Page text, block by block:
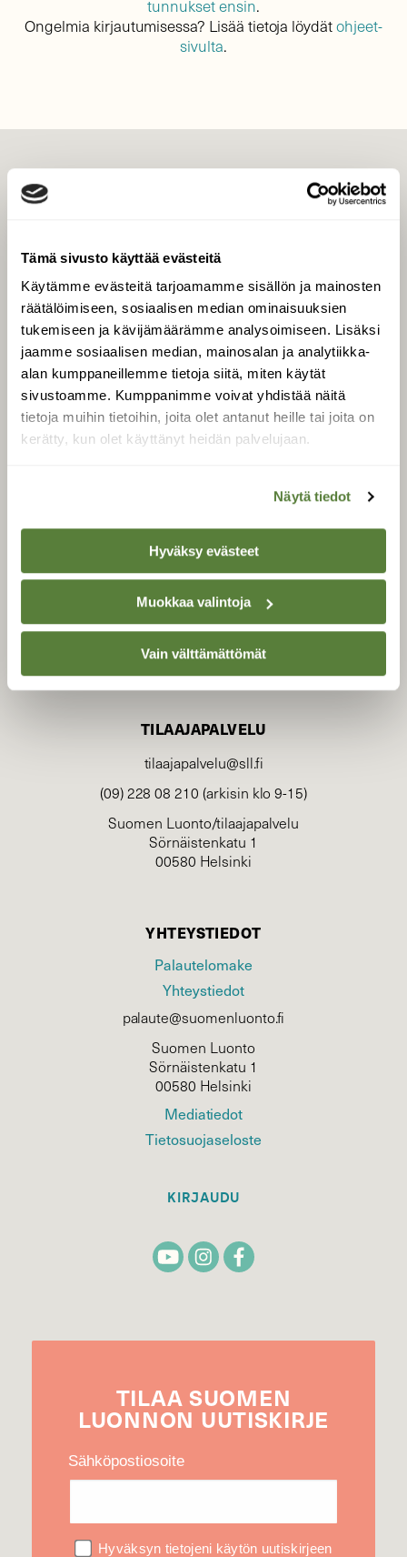
Tämä sivusto käyttää evästeitä
Käytämme evästeitä tarjoamamme sisällön ja mainosten
räätälöimiseen, sosiaalisen median ominaisuuksien
tukemiseen ja kävijämäärämme analysoimiseen. Lisäksi
jaamme sosiaalisen median, mainosalan ja analytiikka-
alan kumppaneillemme tietoja siitä, miten käytät
sivustoamme. Kumppanimme voivat yhdistää näitä
tietoja muihin tietoihin, joita olet antanut heille tai joita on
kerätty, kun olet käyttänyt heidän palvelujaan.
Näytä tiedot
Hyväksy evästeet
Muokkaa valintoja
Vain välttämättömät
tunnukset ensin.
Ongelmia kirjautumisessa? Lisää tietoja löydätohjeet-
sivulta.
Tilaa digilukuoikeus
Äänestä parasta juttua
Tilaa uutiskirje
SUOMEN LUONNON­
SUOJELU­LIITTO
Suomen Luonto -lehden
luonnonsuojelu­liitto.
TILAAJAPALVELU
tilaajapalvelu@sll.fi
(09) 228 08 210 (arkisin klo 9-15)
Suomen Luonto/tilaajapalvelu
Sörnäistenkatu 1
00580 Helsinki
YHTEYSTIEDOT
Palautelomake
Yhteystiedot
palaute@suomenluonto.fi
Suomen Luonto
Sörnäistenkatu 1
00580 Helsinki
Mediatiedot
Tietosuojaseloste
KIRJAUDU
TILAA SUOMEN
LUONNON UUTIS­KIRJE
Sähköpostiosoite
Hyväksyn tietojeni käytön uutiskirjeen